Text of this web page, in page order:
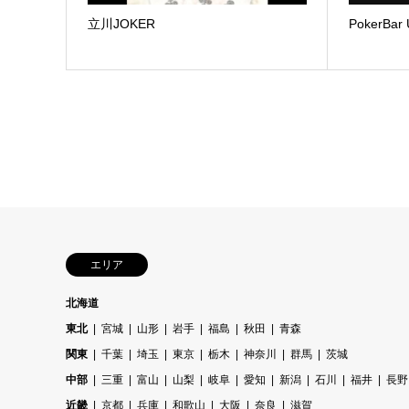
立川JOKER PokerBar
エリア
北海道
東北
宮城 山形 岩手 福島 秋田
青森
関東
千葉 埼玉 東京 栃木 神奈川 群馬
茨城
中部
三重 富山 山梨 岐阜 愛知 新潟 石川 福井 長野
近畿
京都 兵庫 和歌山 大阪 奈良 滋賀